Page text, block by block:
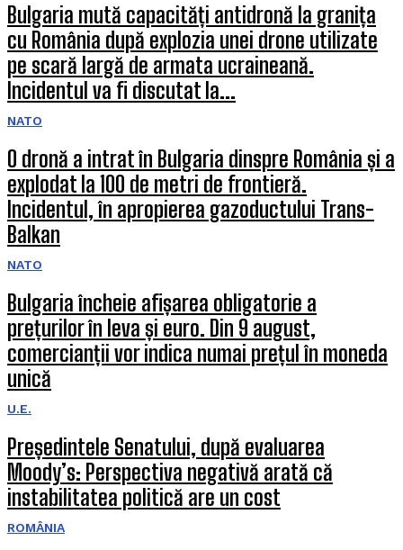
Bulgaria mută capacități antidronă la granița
cu România după explozia unei drone utilizate
pe scară largă de armata ucraineană.
Incidentul va fi discutat la...
NATO
O dronă a intrat în Bulgaria dinspre România și a
explodat la 100 de metri de frontieră.
Incidentul, în apropierea gazoductului Trans-
Balkan
NATO
Bulgaria încheie afișarea obligatorie a
prețurilor în leva și euro. Din 9 august,
comercianții vor indica numai prețul în moneda
unică
U.E.
Președintele Senatului, după evaluarea
Moody’s: Perspectiva negativă arată că
instabilitatea politică are un cost
ROMÂNIA